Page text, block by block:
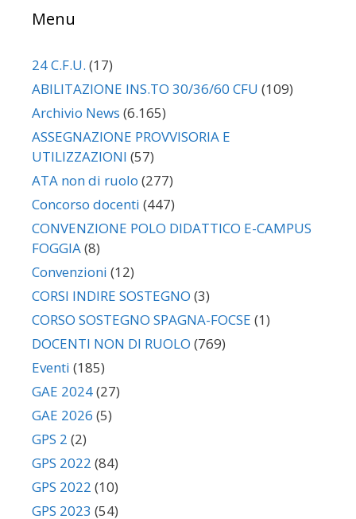
Menu
24 C.F.U. (17)
ABILITAZIONE INS.TO 30/36/60 CFU (109)
Archivio News (6.165)
ASSEGNAZIONE PROVVISORIA E
UTILIZZAZIONI (57)
ATA non di ruolo (277)
Concorso docenti (447)
CONVENZIONE POLO DIDATTICO E-CAMPUS
FOGGIA(8)
Convenzioni (12)
CORSI INDIRE SOSTEGNO (3)
CORSO SOSTEGNO SPAGNA-FOCSE (1)
DOCENTI NON DI RUOLO (769)
Eventi (185)
GAE 2024(27)
GAE 2026 (5)
GPS 2 (2)
GPS 2022 (84)
GPS 2022 (10)
GPS 2023 (54)